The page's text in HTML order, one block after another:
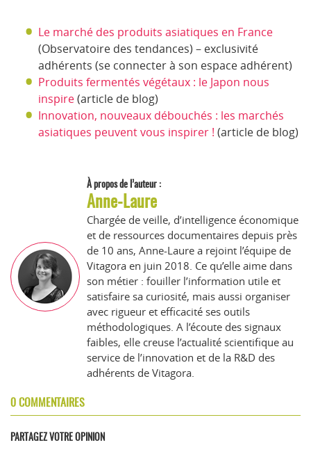
Le marché des produits asiatiques en France
(Observatoire des tendances) – exclusivité
adhérents (se connecter à son espace adhérent)
Produits fermentés végétaux : le Japon nous
inspire(article de blog)
Innovation, nouveaux débouchés : les marchés
asiatiques peuvent vous inspirer ! (article de blog)
À propos de l’auteur :
Anne-Laure
Chargée de veille, d’intelligence économique
et de ressources documentaires depuis près
de 10 ans, Anne-Laure a rejoint l’équipe de
Vitagora en juin 2018. Ce qu’elle aime dans
son métier : fouiller l’information utile et
satisfaire sa curiosité, mais aussi organiser
avec rigueur et efficacité ses outils
méthodologiques. A l’écoute des signaux
faibles, elle creuse l’actualité scientifique au
service de l’innovation et de la R&D des
adhérents de Vitagora.
0 COMMENTAIRES
PARTAGEZ VOTRE OPINION